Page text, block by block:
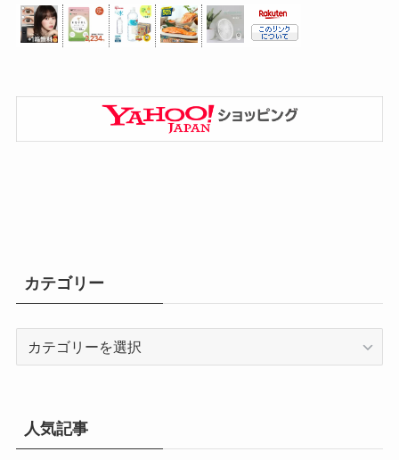
カテゴリー
ー人気記事